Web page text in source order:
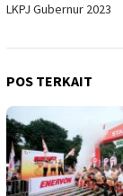
LKPJ Gubernur 2023
POS TERKAIT